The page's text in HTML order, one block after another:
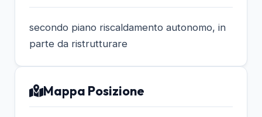
secondo piano riscaldamento autonomo, in
parte da ristrutturare
Mappa Posizione